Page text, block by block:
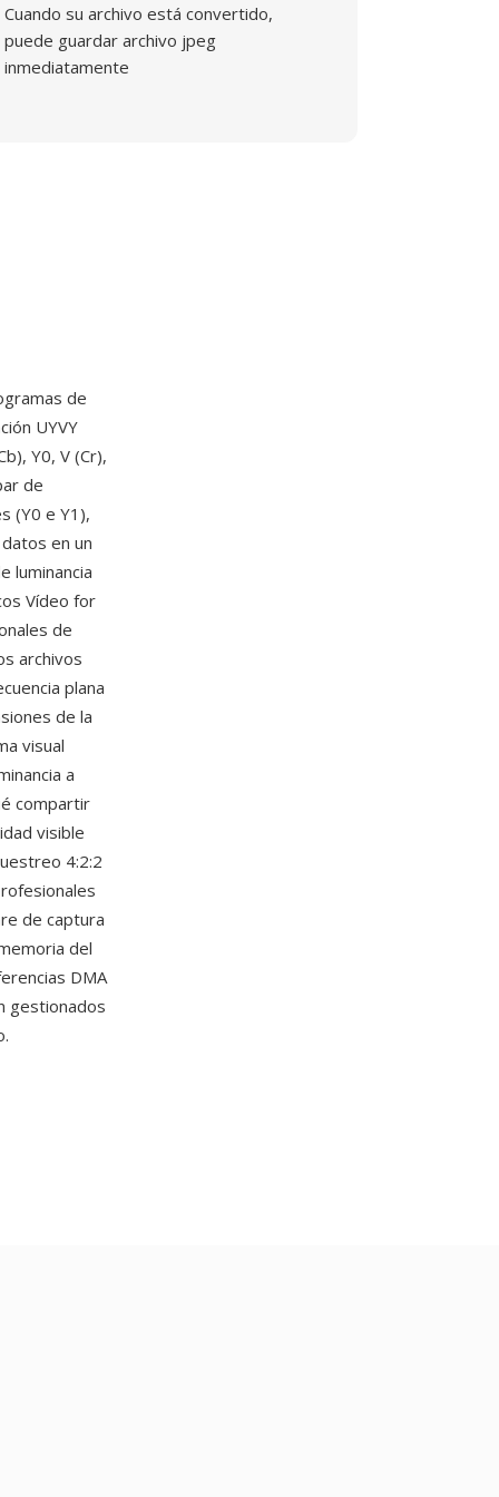
Cuando su archivo está convertido,
puede guardar archivo jpeg
inmediatamente
de
UYVY
Y0, V (Cr),
de
(Y0 e Y1),
en un
luminancia
Vídeo for
de
archivos
plana
de la
visual
a
compartir
visible
4:2:2
de captura
del
DMA
gestionados